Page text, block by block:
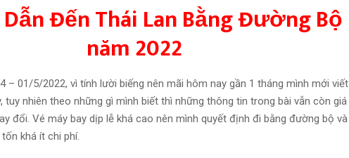
Đến Thái Lan Bằng Đường Bộ
năm 2022
– 01/5/2022, vì tính lười biếng nên mãi hôm nay gần 1 tháng mình mới viết
tuy nhiên theo những gì mình biết thì những thông tin trong bài vẫn còn giá
đổi. Vé máy bay dịp lễ khá cao nên mình quyết định đi bằng đường bộ và
khá ít chi phí.